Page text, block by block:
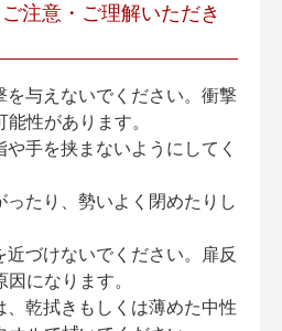
注意・ご理解いただき
与えないでください。衝撃
性があります。
手を挟まないようにしてく
たり、勢いよく閉めたりし
づけないでください。扉反
になります。
乾拭きもしくは薄めた中性